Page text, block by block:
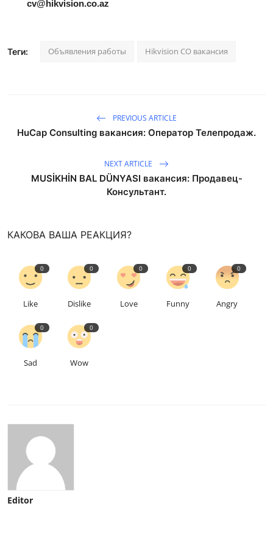
cv@hikvision.co.az
Теги: Объявления работы Hikvision CO вакансия
PREVIOUS ARTICLE
HuCap Consulting вакансия: Оператор Телепродаж.
NEXT ARTICLE
MUSİKHİN BAL DÜNYASI вакансия: Продавец-
Консультант.
КАКОВА ВАША РЕАКЦИЯ?
0
Like
0
Dislike
0
Love
0
Funny
0
Angry
0
Sad
0
Wow
Editor